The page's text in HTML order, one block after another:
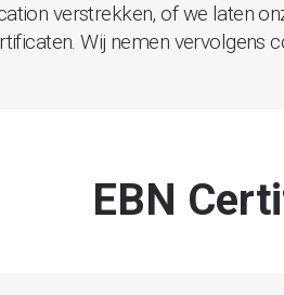
verstrekken, of we laten
Wij nemen
EBN